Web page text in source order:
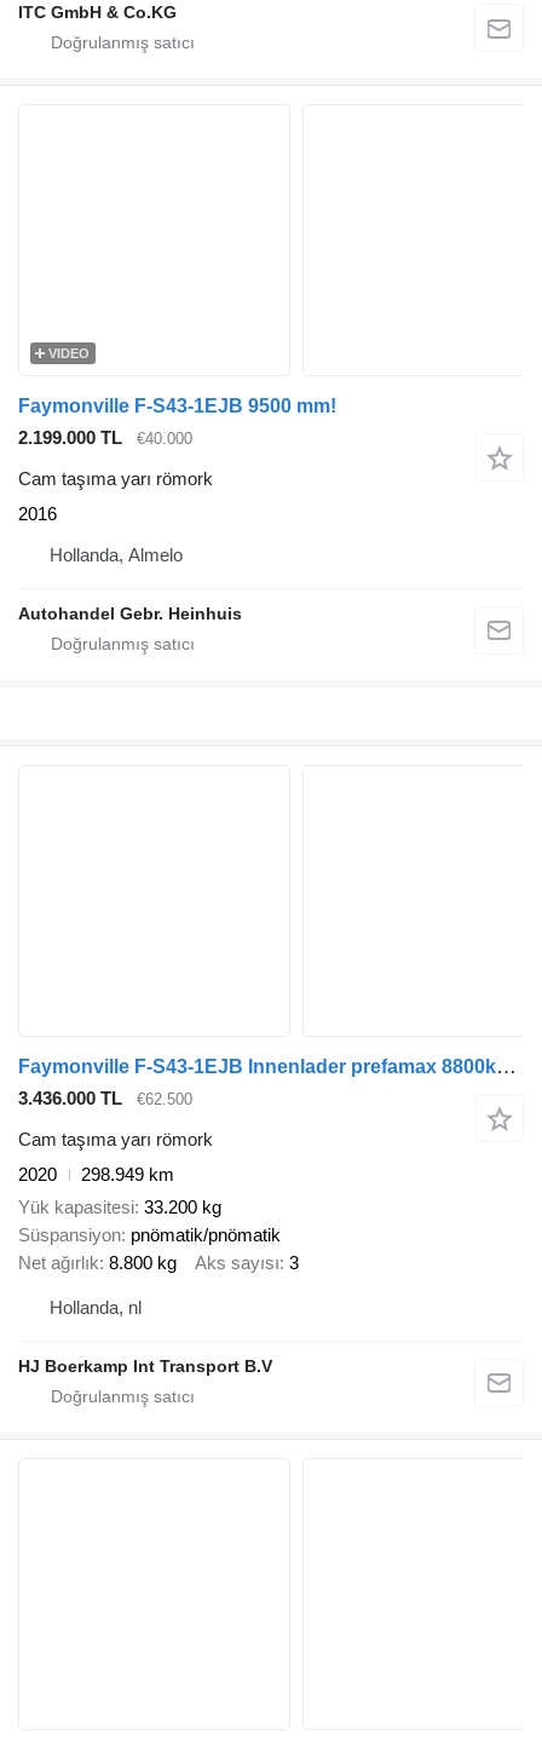
ITC GmbH & Co.KG
VIDEO
Faymonville F-S43-1EJB 9500 mm!
2.199.000 TL
€40.000
Cam taşıma yarı römork
2016
Hollanda, Almelo
Autohandel Gebr. Heinhuis
Faymonville F-S43-1EJB Innenlader prefamax 8800kg! 298949km
3.436.000 TL €62.500
Cam taşıma yarı römork
2020
298.949 km
Yük kapasitesi 33.200 kg
Süspansiyon pnömatik/pnömatik
Net ağırlık 8.800 kg Aks sayısı 3
Hollanda, nl
HJ Boerkamp Int Transport B.V